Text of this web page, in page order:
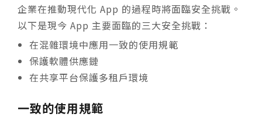
企業在推動現代化 App 的過程時將面臨安全挑戰。
以下是現今 App 主要面臨的三大安全挑戰：
在混雜環境中應用一致的使用規範
保護軟體供應鏈
在共享平台保護多租戶環境
一致的使用規範